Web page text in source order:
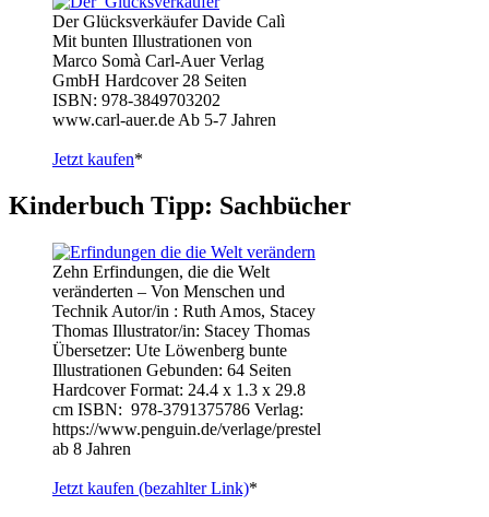
Der Glücksverkäufer Davide Calì
Mit bunten Illustrationen von
Marco Somà Carl-Auer Verlag
GmbH Hardcover 28 Seiten
ISBN: 978-3849703202
www.carl-auer.de Ab 5-7 Jahren
Jetzt kaufen*
Kinderbuch Tipp: Sachbücher
Zehn Erfindungen, die die Welt
veränderten – Von Menschen und
Technik Autor/in : Ruth Amos, Stacey
Thomas Illustrator/in: Stacey Thomas
Übersetzer: Ute Löwenberg bunte
Illustrationen Gebunden: 64 Seiten
Hardcover Format: 24.4 x 1.3 x 29.8
cm ISBN: ‎ 978-3791375786 Verlag:
https://www.penguin.de/verlage/prestel
ab 8 Jahren
Jetzt kaufen (bezahlter Link)*